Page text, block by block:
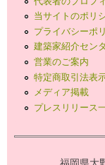
当サイトのポリ
プライバシーポ
建築家紹介セン
営業のご案内
特定商取引法表
メディア掲載
プレスリリース
福岡県大